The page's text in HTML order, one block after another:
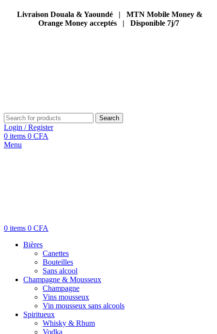
Livraison Douala & Yaoundé | MTN Mobile Money &
Orange Money acceptés | Disponible 7j/7
Search
Login / Register
0 items 0 CFA
Menu
0 items 0 CFA
Bières
Canettes
Bouteilles
Sans alcool
Champagne & Mousseux
Champagne
Vins mousseux
Vin mousseux sans alcools
Spiritueux
Whisky & Rhum
Vodka